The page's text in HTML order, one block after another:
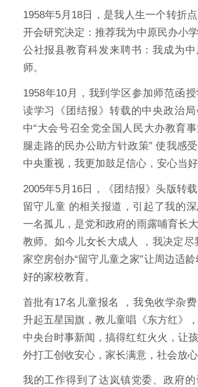
1958年5月18日，是我人生一个转折
开会研究决定：推荐我为中原民办小
公社报县教育科发来聘书：我成为
师。
1958年10月，我到学区参加师范函
读学习《团结报》转载的中央政治
中“大会号召全党全国人民大办教育
腿走路的民办公助方针政策” 使我感
中央重视，我更加鼓足信心，安心当好
2005年5月16日，《团结报》头版转
留守儿童 的相关报道，引起了我的
一名孤儿，是党和政府的雨露哺育长
教师。如今儿女长大成人 ，我决定尽
家空房创办“留守儿童之家”让周边适
好的家校教育。
首批有17名儿童报名 ，我免收学杂
升起五星国旗，教儿童唱《东方红》
中央台时事新闻，搞得红红火火，让
外打工创收安心，家长满意，社会放心
我的工作得到了达岚镇党委、政府